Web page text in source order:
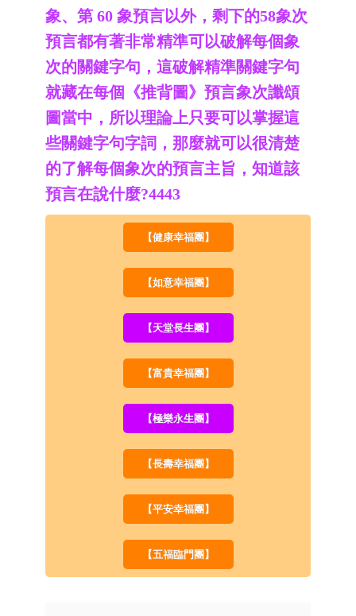
象、第 60 象預言以外，剩下的58象次
預言都有著非常精準可以破解每個象
次的關鍵字句，這破解精準關鍵字句
就藏在每個《推背圖》預言象次讖頌
圖當中，所以理論上只要可以掌握這
些關鍵字句字詞，那麼就可以很清楚
的了解每個象次的預言主旨，知道該
預言在說什麼?4443
【健康幸福團】
【如意幸福團】
【天堂長生團】
【富貴幸福團】
【極樂永生團】
【長壽幸福團】
【平安幸福團】
【五福臨門團】